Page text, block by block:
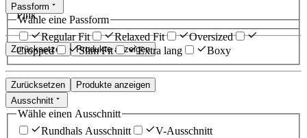
Pink
Zurücksetzen Produkte anzeigen
Passform
Wähle eine Passform
Regular Fit
Relaxed Fit
Oversized
Cropped
Slim Fit Extra lang Boxy
Zurücksetzen
Produkte anzeigen
Ausschnitt
Wähle einen Ausschnitt
Rundhals Ausschnitt
V-Ausschnitt